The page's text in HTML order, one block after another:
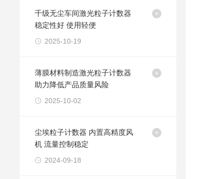
千级无尘车间激光粒子计数器
稳定性好 使用轻便
2025-10-19
薄膜材料制造激光粒子计数器
助力降低产品质量风险
2025-10-02
尘埃粒子计数器 内置高精度风
机 流量控制稳定
2024-09-18